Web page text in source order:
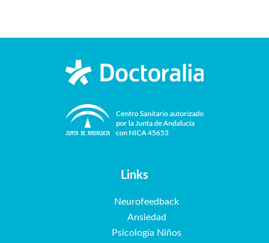
Links
Neurofeedback
Ansiedad
Psicología Niños